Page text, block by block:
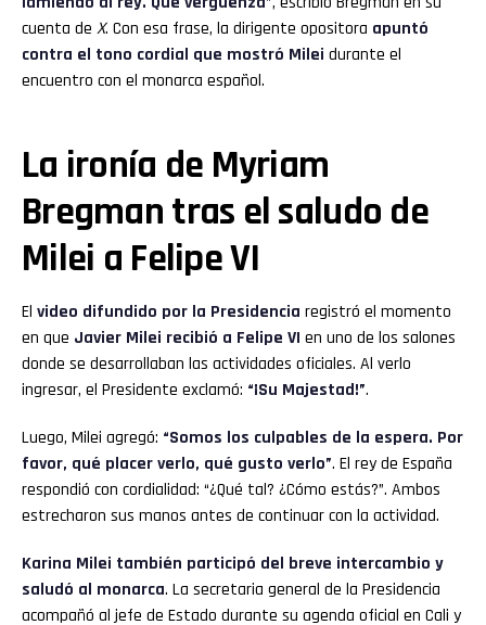
cuenta de X. Con esa frase, la dirigente opositora apuntó
contra el tono cordial que mostró Milei durante el
encuentro con el monarca español.
La ironía de Myriam
Bregman tras el saludo de
Milei a Felipe VI
El video difundido por la Presidencia registró el momento
en que Javier Milei recibió a Felipe VI en uno de los salones
donde se desarrollaban las actividades oficiales. Al verlo
ingresar, el Presidente exclamó: “¡Su Majestad!”.
Luego, Milei agregó: “Somos los culpables de la espera. Por
favor, qué placer verlo, qué gusto verlo”. El rey de España
respondió con cordialidad: “¿Qué tal? ¿Cómo estás?”. Ambos
estrecharon sus manos antes de continuar con la actividad.
Karina Milei también participó del breve intercambio y
saludó al monarca. La secretaria general de la Presidencia
acompañó al jefe de Estado durante su agenda oficial en Cali y